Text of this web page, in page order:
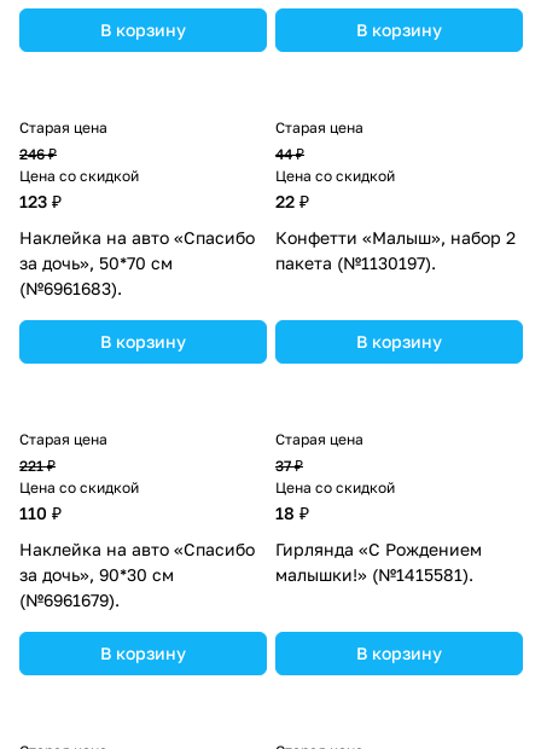
В корзину В корзину
Старая цена
246 ₽
Цена со скидкой
123 ₽
Наклейка на авто «Спасибо
за дочь», 50*70 см
(№6961683).
В корзину
Старая цена
44 ₽
Цена со скидкой
22 ₽
Конфетти «Малыш», набор 2
пакета (№1130197).
В корзину
Старая цена
221 ₽
Цена со скидкой
110 ₽
Наклейка на авто «Спасибо
за дочь», 90*30 см
(№6961679).
В корзину
Старая цена
37 ₽
Цена со скидкой
18 ₽
Гирлянда «С Рождением
малышки!» (№1415581).
В корзину